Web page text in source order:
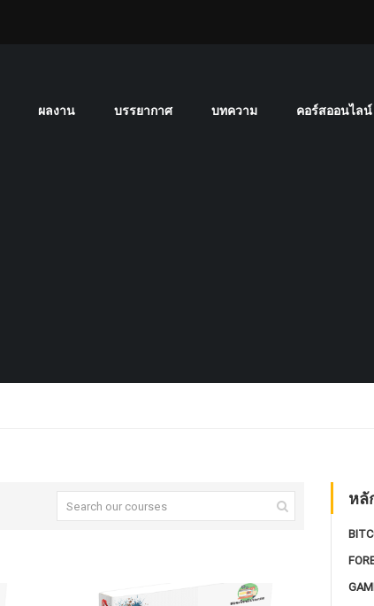
ผลงาน บรรยากาศ บทความ คอร์สออนไลน์
หลั